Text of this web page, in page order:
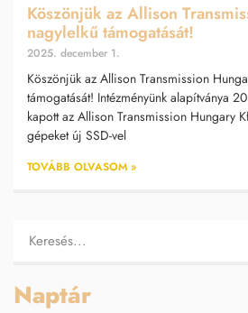
Köszönjük az Allison
nagylelkű támogatását!
2025. december 1.
Köszönjük az Allison Transmission
támogatását! Intézményünk alapítványa
kapott az Allison Transmission Hungary
gépeket új SSD-vel
TOVÁBB OLVASOM »
Naptár